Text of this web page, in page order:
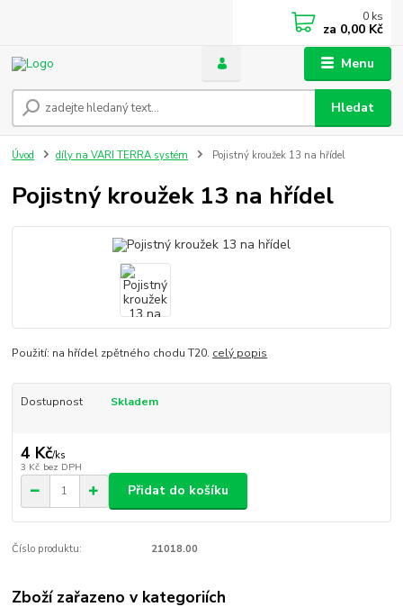
Menu
Hledat
0 ks
za 0,00 Kč
Úvod díly na VARI TERRA systém Pojistný kroužek 13 na hřídel
Pojistný kroužek 13 na hřídel
Použití: na hřídel zpětného chodu T20. celý popis
Dostupnost Skladem
4 Kč/ks
3 Kč bez DPH
Přidat do košíku
Číslo produktu: 21018.00
Zboží zařazeno v kategoriích